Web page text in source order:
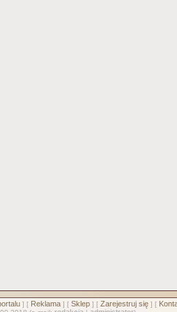
] [ Reklama] [ Sklep] [ Zarejestruj się] [